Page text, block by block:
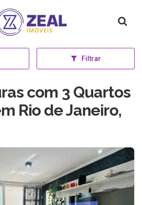
inicial
Filtrar
com 3 Quartos
Rio de Janeiro,